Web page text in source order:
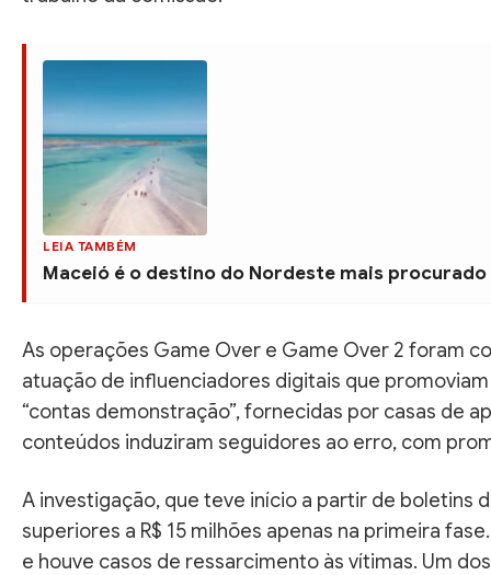
LEIA TAMBÉM
Maceió é o destino do Nordeste mais
As operações Game Over e Game Over 2 foram
atuação de influenciadores digitais que
“contas demonstração”, fornecidas por casas de
conteúdos induziram seguidores ao erro, com
A investigação, que teve início a partir de boletins
superiores a R$ 15 milhões apenas na primeira
e houve casos de ressarcimento às vítimas. Um